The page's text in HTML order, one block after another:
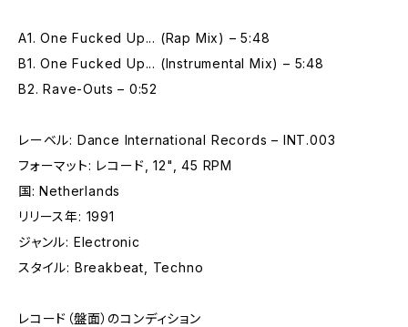
A1. One Fucked Up... (Rap Mix) – 5:48
B1. One Fucked Up... (Instrumental Mix) – 5:48
B2. Rave-Outs – 0:52
レーベル: Dance International Records – INT.003
フォーマット: レコード, 12", 45 RPM
国: Netherlands
リリース年: 1991
ジャンル: Electronic
スタイル: Breakbeat, Techno
レコード（盤面）のコンディション